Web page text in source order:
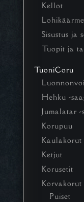
Kellot
Sisustus ja
Tuopit ja
TuoniCoru
Hehku -
Jumalatar -
Korupuu
Kaulakorut
Ketjut
Korusetit
Korvakorut
Puiset